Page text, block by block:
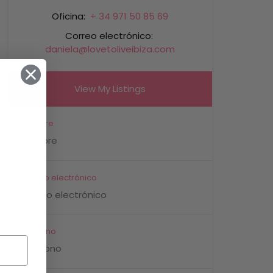
Oficina: + 34 971 50 85 69
Correo electrónico:
daniela@lovetoliveibiza.com
View My Listings
Nombre
Correo electrónico
Teléfono